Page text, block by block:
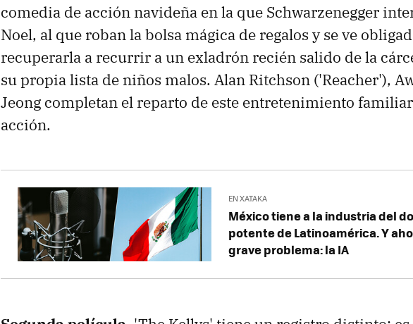
comedia de acción navideña en la que Schwarzenegger
Noel, al que roban la bolsa mágica de regalos y se ve
recuperarla a recurrir a un exladrón recién salido de la
su propia lista de niños malos. Alan Ritchson ('Reacher'),
Jeong completan el reparto de este entretenimiento
acción.
EN XATAKA
México tiene a la industria del
potente de Latinoamérica. Y
grave problema: la IA